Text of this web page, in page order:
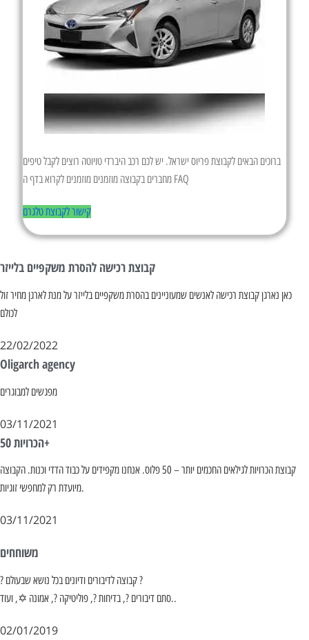
ברוכים הבאים לקבוצת פריוס ישראל. יש לכם רכב היברדי טויוטה רוצים לקבל טיפים
מחברים בקבוצה מוזמנים מוזמנים לקרוא בדף ה FAQ
קישור לקבוצת טלגרם
קבוצת רכישה להסרת משקפיים בלייזר
כאן נארגן קבוצת רכישה לאנשים שמעוניינים בהסרת משקפיים בלייזר על מנת לארגן מחיר זול
לכולם
22/02/2022
Oligarch agency
מפגשים למבוגרים
03/11/2021
הכרויות 50+
קבוצת הכרויות לגילאים החכמים יותר – 50 פלוס. אנחנו מקפידים על כבוד הדדי וכנות. הקבוצה
מיועדת רק למחפשי זוגיות.
03/11/2021
משוחחים
? קבוצה לדיבורים ודיונים בכל נושא שבעולם ?
סתם דיבורים ?, בדיחות ?, פוליטיקה ?, אמונה ✡, ועוד..
02/01/2019